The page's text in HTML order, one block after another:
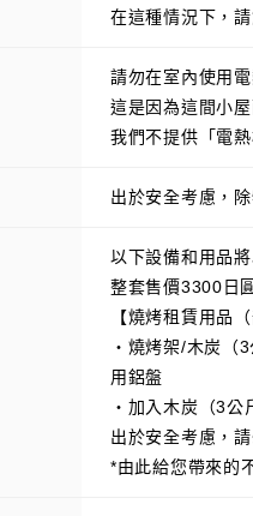
在這種情況下，
請勿在室內使用
這是因為這間小
我們不提供「電
出於安全考慮，
以下設備和用品
整套售價3300日
【燒烤租賃用品
・燒烤架/木炭（
用鋁盤
・加入木炭（3公
出於安全考慮，
*由此給您帶來的